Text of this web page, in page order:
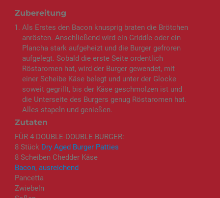
Zutaten
FÜR 4 DOUBLE-DOUBLE BURGER:
8 Stück Dry Aged Burger Patties
8 Scheiben Chedder Käse
Bacon, ausreichend
Pancetta
Zwiebeln
Zubereitung
Als Erstes den Bacon knusprig braten die Brötchen
anrösten. Anschließend wird ein Griddle oder ein
Plancha stark aufgeheizt und die Burger gefroren
aufgelegt. Sobald die erste Seite ordentlich
Röstaromen hat, wird der Burger gewendet, mit
einer Scheibe Käse belegt und unter der Glocke
soweit gegrillt, bis der Käse geschmolzen ist und
die Unterseite des Burgers genug Röstaromen hat.
Alles stapeln und genießen.